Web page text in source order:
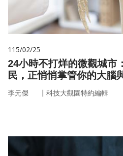
115/02/25
24小時不打烊的微觀城市
民，正悄悄掌管你的大腦
李元傑 ｜ 科技大觀園特約編輯